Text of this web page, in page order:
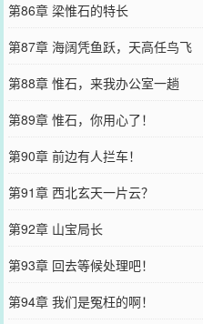
第86章 梁惟石的特长
第87章 海阔凭鱼跃，天高任鸟飞
第88章 惟石，来我办公室一趟
第89章 惟石，你用心了！
第90章 前边有人拦车！
第91章 西北玄天一片云？
第92章 山宝局长
第93章 回去等候处理吧！
第94章 我们是冤枉的啊！